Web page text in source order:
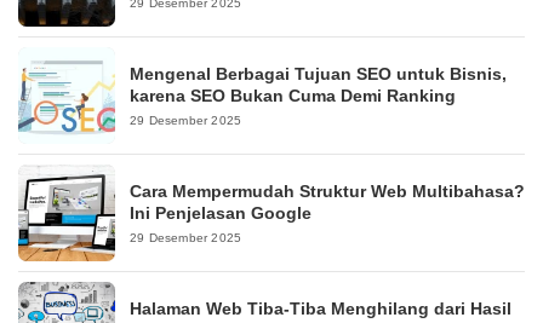
29 Desember 2025
Mengenal Berbagai Tujuan SEO untuk Bisnis,
karena SEO Bukan Cuma Demi Ranking
29 Desember 2025
Cara Mempermudah Struktur Web Multibahasa?
Ini Penjelasan Google
29 Desember 2025
Halaman Web Tiba-Tiba Menghilang dari Hasil